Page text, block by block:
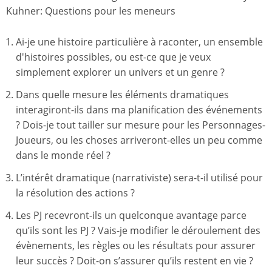
Kuhner: Questions pour les meneurs
Ai-je une histoire particulière à raconter, un ensemble
d'histoires possibles, ou est-ce que je veux
simplement explorer un univers et un genre ?
Dans quelle mesure les éléments dramatiques
interagiront-ils dans ma planification des événements
? Dois-je tout tailler sur mesure pour les Personnages-
Joueurs, ou les choses arriveront-elles un peu comme
dans le monde réel ?
L’intérêt dramatique (narrativiste) sera-t-il utilisé pour
la résolution des actions ?
Les PJ recevront-ils un quelconque avantage parce
qu’ils sont les PJ ? Vais-je modifier le déroulement des
évènements, les règles ou les résultats pour assurer
leur succès ? Doit-on s’assurer qu’ils restent en vie ?